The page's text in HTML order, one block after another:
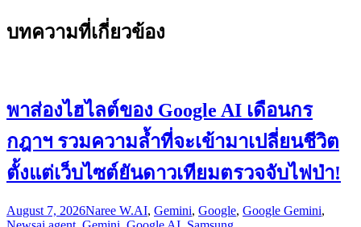
บทความที่เกี่ยวข้อง
พาส่องไฮไลต์ของ Google AI เดือนกร
กฎาฯ รวมความล้ำที่จะเข้ามาเปลี่ยนชีวิต
ตั้งแต่เว็บไซต์ยันดาวเทียมตรวจจับไฟป่า!
August 7, 2026Naree W.AI, Gemini, Google, Google Gemini,